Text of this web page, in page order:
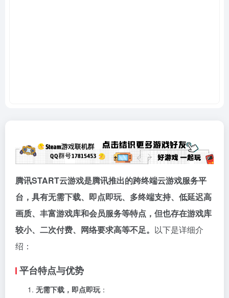
腾讯START云游戏是腾讯推出的跨终端云游戏服务平
台，具有无需下载、即点即玩、多终端支持、低延迟高
画质、丰富游戏库和会员服务等特点，但也存在游戏库
较小、二次付费、网络要求高等不足。 以下是详细介
绍：
平台特点与优势
无需下载，即点即玩：